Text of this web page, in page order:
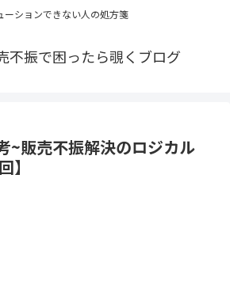
ーションできない人の処方箋
不振で困ったら覗くブログ
~販売不振解決のロジカル
】